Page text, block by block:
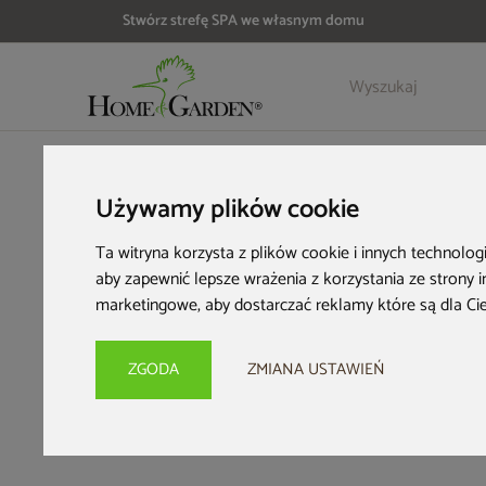
Używamy plików cookie
Ta witryna korzysta z plików cookie i innych
aby zapewnić lepsze wrażenia z korzystania ze strony
marketingowe,aby dostarczać reklamy które są dla
ZGODA ZMIANA USTAWIEŃ
Stwórz strefę SPA we własnym domu